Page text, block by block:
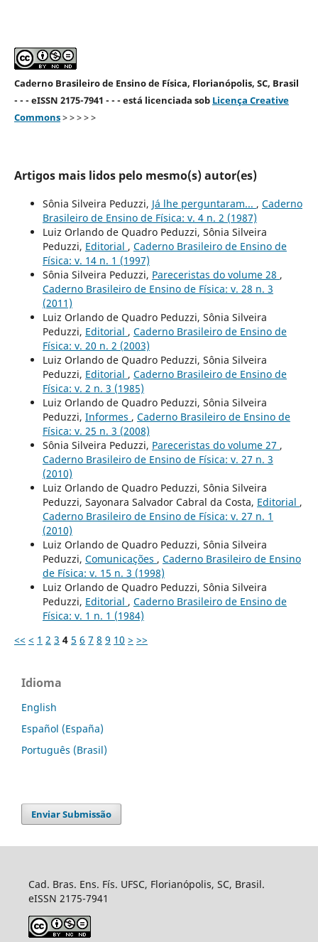
Caderno Brasileiro de Ensino de Física, Florianópolis, SC, Brasil
- - - eISSN 2175-7941 - - - está licenciada sob Licença Creative
Commons> > > > >
Artigos mais lidos pelo mesmo(s) autor(es)
Sônia Silveira Peduzzi, Já lhe perguntaram... , Caderno
Brasileiro de Ensino de Física: v. 4 n. 2 (1987)
Luiz Orlando de Quadro Peduzzi, Sônia Silveira
Peduzzi, Editorial , Caderno Brasileiro de Ensino de
Física: v. 14 n. 1 (1997)
Sônia Silveira Peduzzi, Pareceristas do volume 28 ,
Caderno Brasileiro de Ensino de Física: v. 28 n. 3
(2011)
Luiz Orlando de Quadro Peduzzi, Sônia Silveira
Peduzzi, Editorial , Caderno Brasileiro de Ensino de
Física: v. 20 n. 2 (2003)
Luiz Orlando de Quadro Peduzzi, Sônia Silveira
Peduzzi, Editorial , Caderno Brasileiro de Ensino de
Física: v. 2 n. 3 (1985)
Luiz Orlando de Quadro Peduzzi, Sônia Silveira
Peduzzi, Informes , Caderno Brasileiro de Ensino de
Física: v. 25 n. 3 (2008)
Sônia Silveira Peduzzi, Pareceristas do volume 27 ,
Caderno Brasileiro de Ensino de Física: v. 27 n. 3
(2010)
Luiz Orlando de Quadro Peduzzi, Sônia Silveira
Peduzzi, Sayonara Salvador Cabral da Costa, Editorial ,
Caderno Brasileiro de Ensino de Física: v. 27 n. 1
(2010)
Luiz Orlando de Quadro Peduzzi, Sônia Silveira
Peduzzi, Comunicações , Caderno Brasileiro de Ensino
de Física: v. 15 n. 3 (1998)
Luiz Orlando de Quadro Peduzzi, Sônia Silveira
Peduzzi, Editorial , Caderno Brasileiro de Ensino de
Física: v. 1 n. 1 (1984)
<< < 1 2 3 4 5 6 7 8 9 10 > >>
Idioma
English
Español (España)
Português (Brasil)
Enviar Submissão
Cad. Bras. Ens. Fís. UFSC, Florianópolis, SC, Brasil.
eISSN 2175-7941